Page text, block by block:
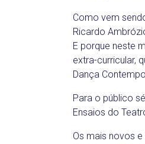
Como vem
Ricardo
E porque neste
extra-curricular,
Dança
Para o público
Ensaios do
Os mais novos